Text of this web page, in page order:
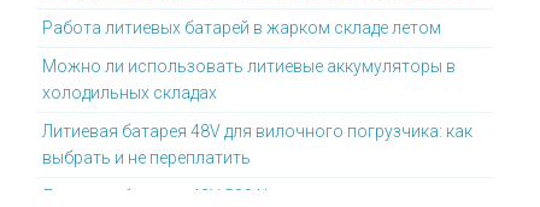
Работа литиевых батарей в жарком складе летом
Можно ли использовать литиевые аккумуляторы в
холодильных складах
Литиевая батарея 48V для вилочного погрузчика: как
выбрать и не переплатить
Литиевая батарея 48V 500Ah: для каких задач она